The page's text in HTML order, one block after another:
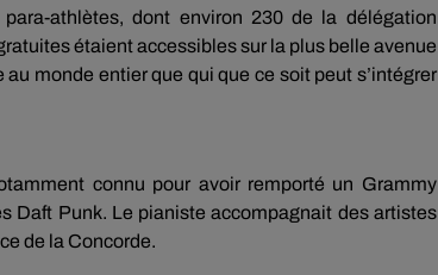
athlètes, dont environ 230 de la délégation
étaient accessibles sur la plus belle avenue
monde entier que qui que ce soit peut s’intégrer
connu pour avoir remporté un Grammy
Daft Punk. Le pianiste accompagnait des artistes
de la Concorde.